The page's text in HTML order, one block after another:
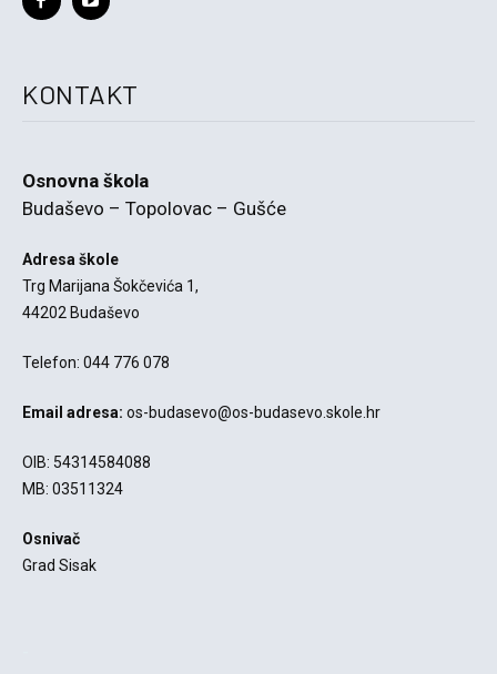
KONTAKT
Osnovna škola
Budaševo – Topolovac – Gušće
Adresa škole
Trg Marijana Šokčevića 1,
44202 Budaševo
Telefon: 044 776 078
Email adresa: os-budasevo@os-budasevo.skole.hr
OIB: 54314584088
MB: 03511324
Osnivač
Grad Sisak